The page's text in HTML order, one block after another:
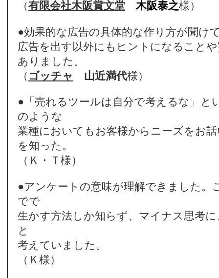
（有限会社木阪賞文堂 木阪泰之様）
●効果的な広告の具体的な作り方が聞け
広告を出す以外にもヒントになること
ありました。
（ ゴッチャ 山近満代様）
●「売れるツールは自分で考えるな」と
のような
業種においてもお客様からニーズをお
を知った。
（Ｋ・Ｔ様）
●アンケートの意味が理解できました。
でで
生かす方法しか知らず、マイナス思考
と
考えていました。
（Ｋ様）